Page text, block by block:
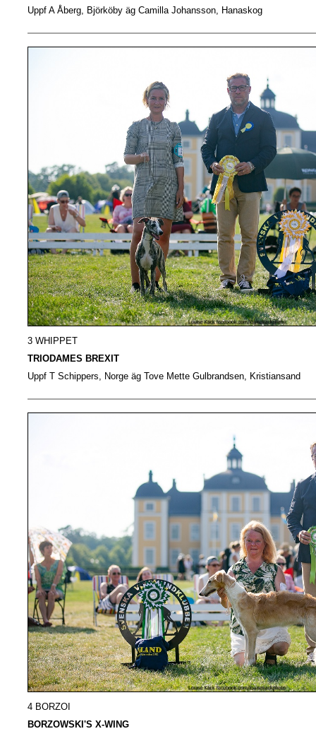
Uppf A Åberg, Björköby äg Camilla Johansson, Hanaskog
3 WHIPPET
TRIODAMES BREXIT
Uppf T Schippers, Norge äg Tove Mette Gulbrandsen, Kristiansand
4 BORZOI
BORZOWSKI'S X-WING